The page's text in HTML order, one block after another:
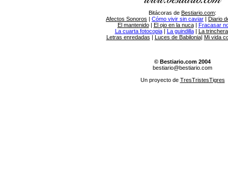
Bitácoras de Bestiario.com:
Afectos Sonoros | Cómo vivir sin caviar | Diario
El mantenido| El ojo en la nuca| Fracasar
La cuarta fotocopia| La guindilla| La
Letras enredadas | Luces de Babilonia| Mi vida
© Bestiario.com 2004
bestiario@bestiario.com
Un proyecto de TresTristesTigres